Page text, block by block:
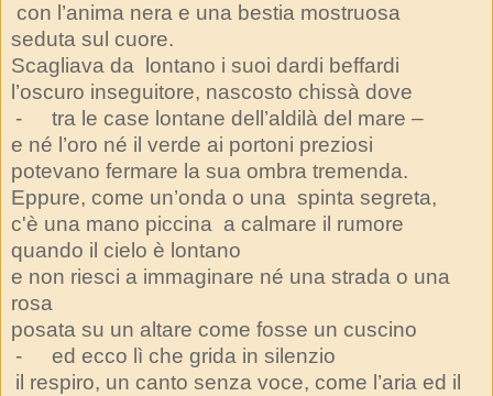
con l’anima nera e una bestia mostruosa
seduta sul cuore.
Scagliava da
lontano i suoi dardi beffardi
l’oscuro inseguitore, nascosto chissà dove
-
tra le case lontane dell’aldilà del mare –
e né l’oro né il verde ai portoni preziosi
potevano fermare la sua ombra tremenda.
Eppure, come un’onda o una spinta segreta,
c'è una mano piccina a calmare il rumore
quando il cielo è lontano
e non riesci a immaginare né una strada o una
rosa
posata su un altare come fosse un cuscino
-
ed ecco lì che grida in silenzio
il respiro, un canto senza voce, come l’aria ed il